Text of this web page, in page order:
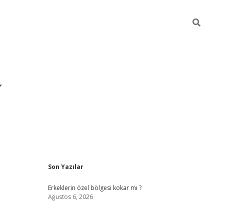
Sidebar
Son Yazılar
Erkeklerin özel bölgesi kokar mı ?
Ağustos 6, 2026